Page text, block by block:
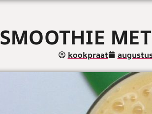
SMOOTHIE
kookpraat